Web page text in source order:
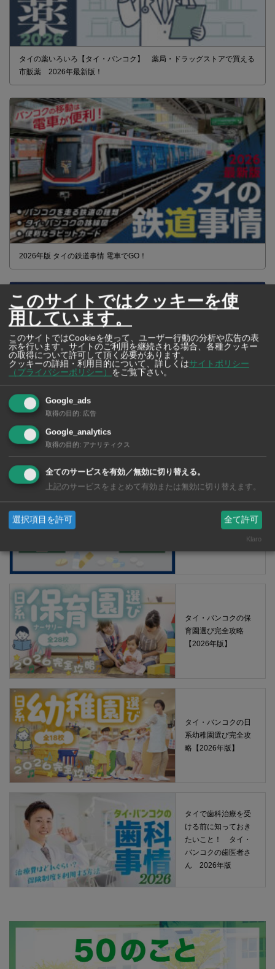
タイの薬いろいろ【タイ・バンコク】 薬局・ドラッグストアで買える
市販薬 2026年最新版！
2026年版 タイの鉄道事情 電車でGO！
【タイ・バンコク】 マルシェトンロー内の「TOPS」で買える薬
ク】 コンビニ（セ
タイ・バンコクの保
育園選び完全攻略
【2026年版】
タイ・バンコクの日
系幼稚園選び完全攻
略【2026年版】
タイで歯科治療を受
ける前に知っておき
たいこと！ タイ・
バンコクの歯医者さ
ん 2026年版
このサイトではクッキーを使
用しています。
このサイトではCookieを使って、ユーザー行動の分析や広告の表
示を行います。サイトのご利用を継続される場合、各種クッキー
の取得について許可して頂く必要があります。
クッキーの詳細・利用目的について、詳しくはサイトポリシー
（プライバシーポリシー）
をご覧下さい。
Google_ads
取得の目的: 広告
Google_analytics
取得の目的: アナリティクス
全てのサービスを有効／無効に切り替える。
上記のサービスをまとめて有効または無効に切り替えます。
選択項目を許可 全て許可
Klaro